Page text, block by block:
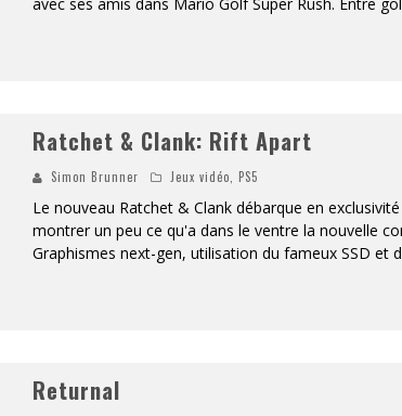
Ratchet & Clank: Rift Apart
Simon Brunner Jeux vidéo ,PS5
Le nouveau Ratchet & Clank débarque en
montrer un peu ce qu'a dans le ventre la nouvelle
Graphismes next-gen, utilisation du fameux SSD et
Returnal